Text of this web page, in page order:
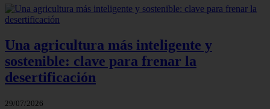
Una agricultura más inteligente y
sostenible: clave para frenar la
desertificación
29/07/2026